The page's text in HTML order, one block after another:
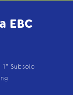
EBC
Subsolo